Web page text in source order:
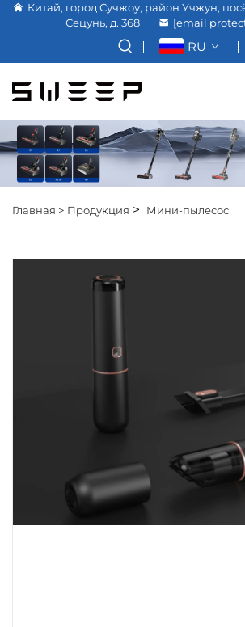
Китай, город Сучжоу, район Учжун,
Сецунь, д. 368
[email
RU
Главная > Продукция > Мини-пылесос